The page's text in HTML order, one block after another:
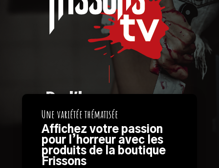
De l’horreur sous
toutes ses formes.
Horaire frissonstv
Une variétée thématisée
Affichez votre passion
pour l’horreur avec les
produits de la boutique
Frissons